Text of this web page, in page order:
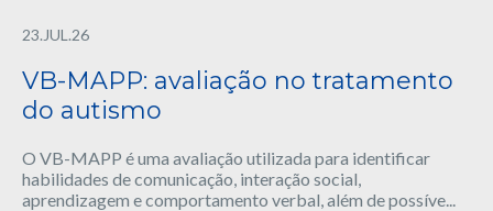
23.JUL.26
VB-MAPP: avaliação no tratamento
do autismo
O VB-MAPP é uma avaliação utilizada para identificar
habilidades de comunicação, interação social,
aprendizagem e comportamento verbal, além de possíve...